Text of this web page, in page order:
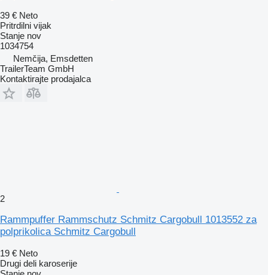
39 € Neto
Pritrdilni vijak
Stanje nov
1034754
Nemčija, Emsdetten
TrailerTeam GmbH
Kontaktirajte prodajalca
2
Rammpuffer Rammschutz Schmitz Cargobull 1013552 za
polprikolica Schmitz Cargobull
19 € Neto
Drugi deli karoserije